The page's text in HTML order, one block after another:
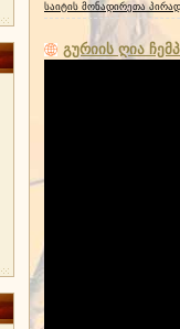
საიტის მონადირეთა
გურიის ღია